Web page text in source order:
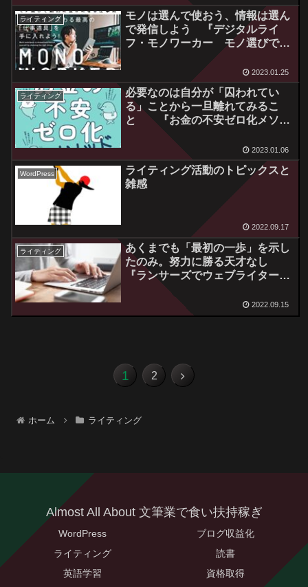
ライティング
モノは選んで使おう、情報は選ん
で発信しよう 『デジタルライ
フ・モノワーカー モノ選びで劇
的に豊かになる仕事術』読後感
2023.01.25
ライティング
必要なのは自分が「囚われてい
る」ことから一旦離れてみるこ
と 『お金の不安ゼロ化メソッ
ド』読後感
2023.01.06
WordPress
ライティング活動のトピックスと
雑感
2022.09.17
ライティング
あくまでも「最初の一歩」を示し
たのみ。努力に勝る天才なし
『ランサーズでウェブライターに
なろう！』読後感
2022.09.15
1 2
次
ホーム ライティング
Almost All About 文筆業で食い扶持稼ぎ
WordPress
ブログ収益化
ライティング
読書
英語学習
資格取得